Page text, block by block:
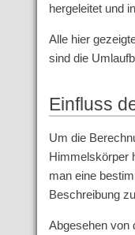
hergeleitet und
Alle hier
sind die
Einfluss
Um die
Himmelskörper
man eine
Beschreibung
Abgesehen von